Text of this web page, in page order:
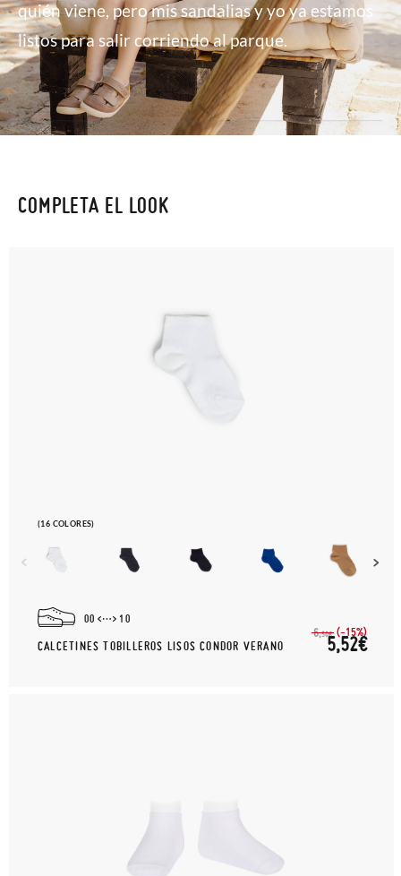
quién viene, pero mis sandalias y yo ya estamos
listos para salir corriendo al parque.
COMPLETA EL LOOK
(16 COLORES)
00 10
CALCETINES TOBILLEROS LISOS CONDOR VERANO
6,50€ (-15%)
5,52€